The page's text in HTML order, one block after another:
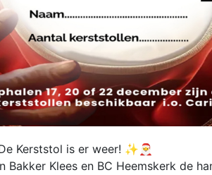
Kerststol is er weer! ✨🎅
Bakker Klees en BC Heemskerk de